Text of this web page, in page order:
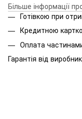
Більше інформації
Готівкою при
Кредитною
Оплата
Гарантія від